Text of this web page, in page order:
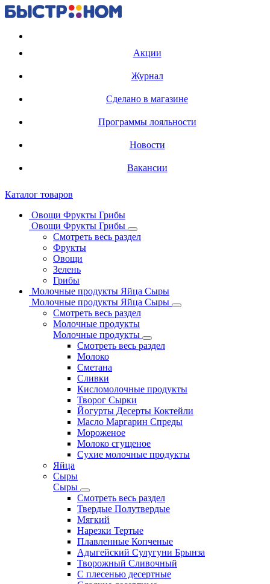
Акции
Журнал
Сделано в магазине
Программы лояльности
Новости
Вакансии
Каталог товаров
Овощи Фрукты Грибы
Овощи Фрукты Грибы
Смотреть весь раздел
Фрукты
Овощи
Зелень
Грибы
Молочные продукты Яйца Сыры
Молочные продукты Яйца Сыры
Смотреть весь раздел
Молочные продукты
Молочные продукты
Смотреть весь раздел
Молоко
Сметана
Сливки
Кисломолочные продукты
Творог Сырки
Йогурты Десерты Коктейли
Масло Маргарин Спреды
Мороженое
Молоко сгущеное
Сухие молочные продукты
Яйца
Сыры
Сыры
Смотреть весь раздел
Твердые Полутвердые
Мягкий
Нарезки Тертые
Плавленные Копченые
Адыгейский Сулугуни Брынза
Творожный Сливочный
С плесенью десертные